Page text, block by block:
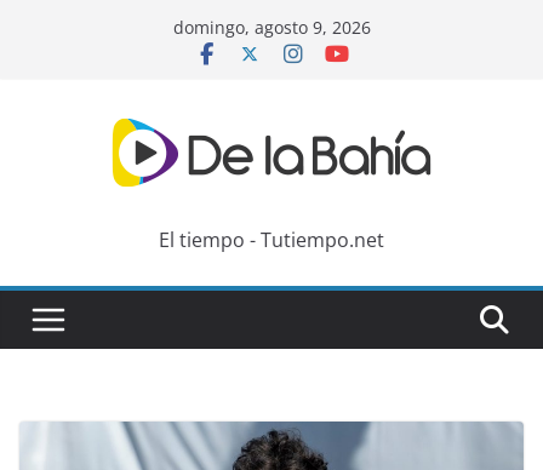
domingo, agosto 9, 2026
El tiempo - Tutiempo.net